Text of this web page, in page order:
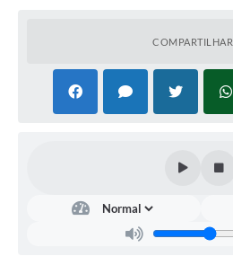
COMPARTILHAR